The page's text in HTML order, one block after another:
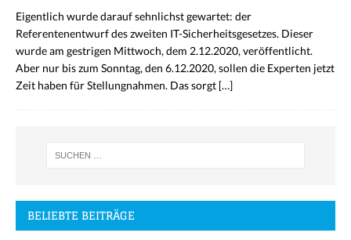
Eigentlich wurde darauf sehnlichst gewartet: der
Referentenentwurf des zweiten IT-Sicherheitsgesetzes. Dieser
wurde am gestrigen Mittwoch, dem 2.12.2020, veröffentlicht.
Aber nur bis zum Sonntag, den 6.12.2020, sollen die Experten jetzt
Zeit haben für Stellungnahmen. Das sorgt […]
BELIEBTE BEITRÄGE